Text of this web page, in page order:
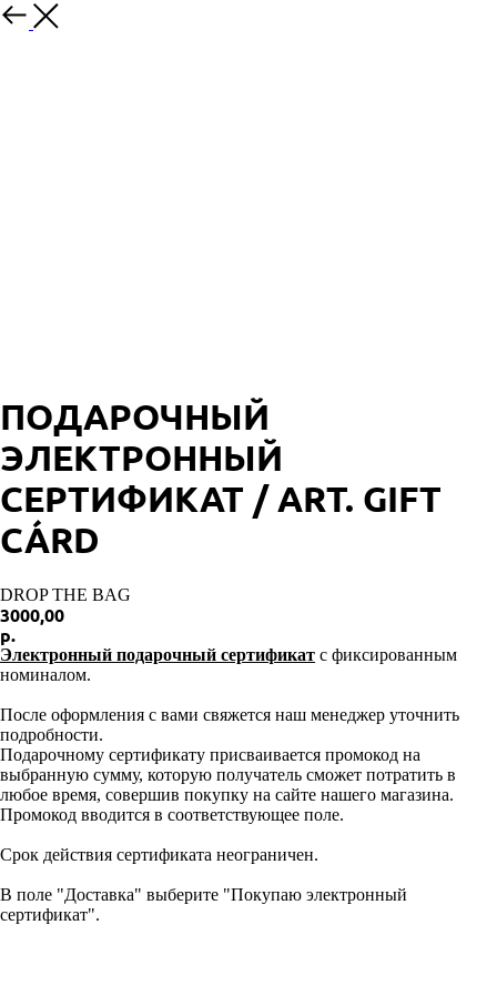
ПОДАРОЧНЫЙ
ЭЛЕКТРОННЫЙ
СЕРТИФИКАТ / ART. GIFT
CÁRD
DROP THE BAG
3000,00
р.
Электронный подарочный сертификат с фиксированным
номиналом.
После оформления с вами свяжется наш менеджер уточнить
подробности.
Подарочному сертификату присваивается промокод на
выбранную сумму, которую получатель сможет потратить в
любое время, совершив покупку на сайте нашего магазина.
Промокод вводится в соответствующее поле.
Срок действия сертификата неограничен.
В поле "Доставка" выберите "Покупаю электронный
сертификат".